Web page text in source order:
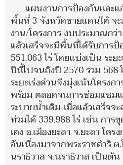
แผนงานการป้องกันและ
พื้นที่ 3 จังหวัดชายแดนใต้ จ
งาน/โครงการ งบประมาณกว่
แล้วเสร็จจะมีพื้นที่ได้รับการ
551,063 ไร่ โดยแบ่งเป็น ระย
ปีนี้ไปจนถึงปี 2570 รวม 568
ระยะเร่งด่วนจึงมุ่งเน้นโครง
พร้อม ตลอดจนการซ่อมแซม
ระบายน้ำเดิม เมื่อแล้วเสร็จ
ท่วมได้ 339,988 ไร่ เช่น การ
เตง อ.เมืองยะลา จ.ยะลา โค
อันเนื่องมาจากพระราชดำริ ต
นราธิวาส จ.นราธิวาส เป็นต้น